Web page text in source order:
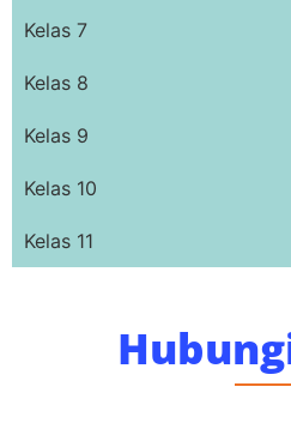
Kelas 7
Kelas 8
Kelas 9
Kelas 10
Kelas 11